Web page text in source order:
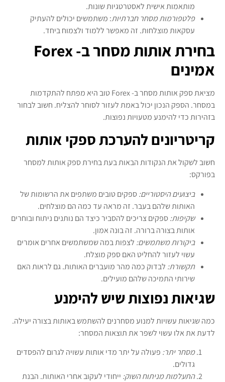
מותאמות אישית לאסטרטגיות שונות.
פלטפורמות מסחר חברתיות: משתמשים יכולים להעתיק
עסקאות מוצלחות. זה מאפשר ללמוד ולצמוח ביחד.
בחירת אותות מסחר ב- Forex
אמינים
מציאת ספק אותות מסחר ב- Forex טוב היא מפתח להתקדמות
במסחר. הספק הנכון יכול באמת לעזור לסוחר להצליח. חשוב לבחור
בזהירות כדי להימנע מטעויות נפוצות.
קריטריונים להערכת ספקי אותות
חשוב לשקול את הנקודות הבאות בעת בחירת ספק אותות למסחר
בפורקס:
ביצועים היסטוריים:ספקים טובים משתפים את הרשומות של
האותות שלהם בעבר. זה מראה עד כמה הם מוצלחים.
שקיפות:ספקים צריכים להסביר כיצד הם נותנים ניתוח ובוחרים
אותות בצורה ברורה. זה בונה אמון.
ביקורות משתמשים: לצפות במה שמשתמשים אחרים אומרים
עשוי לעזור להחליט האם ספק מוצלח.
תקשורת: לבדוק כמה מהר מועברים האותות. גם לראות האם
שירותי התמיכה שלהם מועילים.
שגיאות נפוצות שיש להימנע
כמה שגיאות עשויות למנוע מסחרנים להשתמש באותות בצורה יעילה.
לדעת את אלו עשוי לשפר את תוצאות המסחר:
מסחר יתר: פעולה על יתר מדי אותות עשויה לגרום להפסדים
גדולים.
התעלמות מניתוח השוק: ייחודי לעקוב אחרי האותות. הבנת